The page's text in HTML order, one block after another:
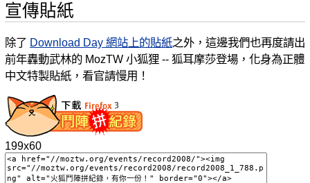
宣傳貼紙
除了 Download Day 網站上的貼紙之外，這邊我們也再度請出
前年轟動武林的 MozTW 小狐狸 -- 狐耳摩莎登場，化身為正體
中文特製貼紙，看官請慢用！
199x60